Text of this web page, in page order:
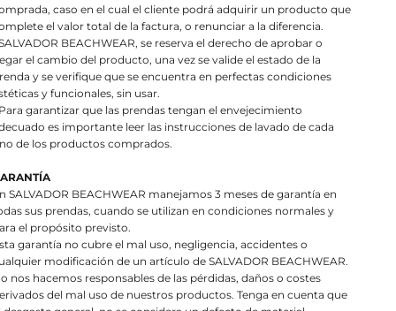
caso en el cual el cliente podrá adquirir un producto que
el valor total de la factura, o renunciar a la diferencia.
SALVADOR BEACHWEAR, se reserva el derecho de aprobar o
el cambio del producto, una vez se valide el estado de la
y se verifique que se encuentra en perfectas condiciones
y funcionales, sin usar.
Para garantizar que las prendas tengan el envejecimiento
es importante leer las instrucciones de lavado de cada
de los productos comprados.
SALVADOR BEACHWEAR manejamos 3 meses de garantía en
sus prendas, cuando se utilizan en condiciones normales y
el propósito previsto.
garantía no cubre el mal uso, negligencia, accidentes o
modificación de un artículo de SALVADOR BEACHWEAR.
nos hacemos responsables de las pérdidas, daños o costes
del mal uso de nuestros productos. Tenga en cuenta que